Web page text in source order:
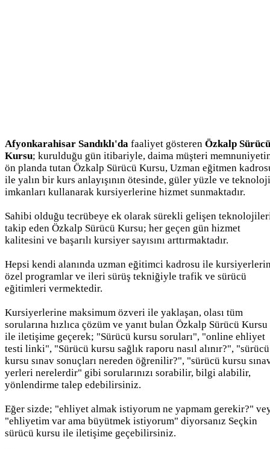
Afyonkarahisar Sandıklı'da faaliyet gösteren Özkalp Sürücü
Kursu; kurulduğu gün itibariyle, daima müşteri
ön planda tutan Özkalp Sürücü Kursu, Uzman eğitmen
ile yalın bir kurs anlayışının ötesinde, güler yüzle ve
imkanları kullanarak kursiyerlerine hizmet sunmaktadır.
Sahibi olduğu tecrübeye ek olarak sürekli gelişen
takip eden Özkalp Sürücü Kursu; her geçen gün hizmet
kalitesini ve başarılı kursiyer sayısını arttırmaktadır.
Hepsi kendi alanında uzman eğitimci kadrosu ile
özel programlar ve ileri sürüş tekniğiyle trafik ve sürücü
eğitimleri vermektedir.
Kursiyerlerine maksimum özveri ile yaklaşan, olası tüm
sorularına hızlıca çözüm ve yanıt bulan Özkalp Sürücü Kursu
ile iletişime geçerek; "Sürücü kursu soruları", "online ehliyet
testi linki", "Sürücü kursu sağlık raporu nasıl alınır?", "sürücü
kursu sınav sonuçları nereden öğrenilir?", "sürücü kursu
yerleri nerelerdir" gibi sorularınızı sorabilir, bilgi alabilir,
yönlendirme talep edebilirsiniz.
Eğer sizde; "ehliyet almak istiyorum ne yapmam gerekir?"
"ehliyetim var ama büyütmek istiyorum" diyorsanız Seçkin
sürücü kursu ile iletişime geçebilirsiniz.